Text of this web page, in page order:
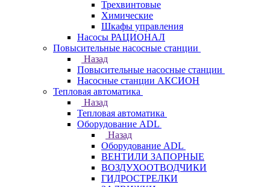
Трехвинтовые
Химические
Шкафы управления
Насосы РАЦИОНАЛ
Повысительные насосные станции
Назад
Повысительные насосные станции
Насосные станции АКСИОН
Тепловая автоматика
Назад
Тепловая автоматика
Оборудование ADL
Назад
Оборудование ADL
ВЕНТИЛИ ЗАПОРНЫЕ
ВОЗДУХООТВОДЧИКИ
ГИДРОСТРЕЛКИ